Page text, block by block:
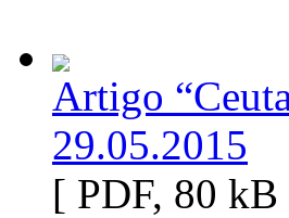
Artigo
29.05.2015
[ PDF, 80 kB